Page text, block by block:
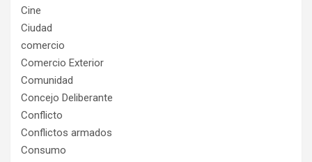
Cine
Ciudad
comercio
Comercio Exterior
Comunidad
Concejo Deliberante
Conflicto
Conflictos armados
Consumo